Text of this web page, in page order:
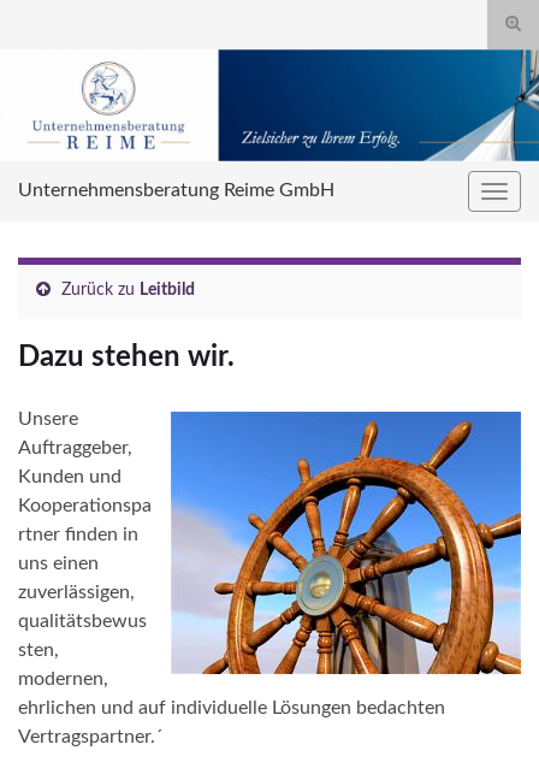
Search for:
Unternehmensberatung Reime GmbH
Zurück zu Leitbild
Dazu stehen wir.
Unsere
Auftraggeber,
Kunden und
Kooperationspa
rtner finden in
uns einen
zuverlässigen,
qualitätsbewus
sten,
modernen,
ehrlichen und auf individuelle Lösungen bedachten
Vertragspartner.´